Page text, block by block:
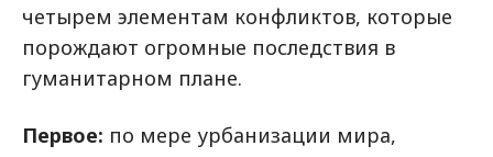
четырем элементам конфликтов, которые
порождают огромные последствия в
гуманитарном плане.
Первое: по мере урбанизации мира,